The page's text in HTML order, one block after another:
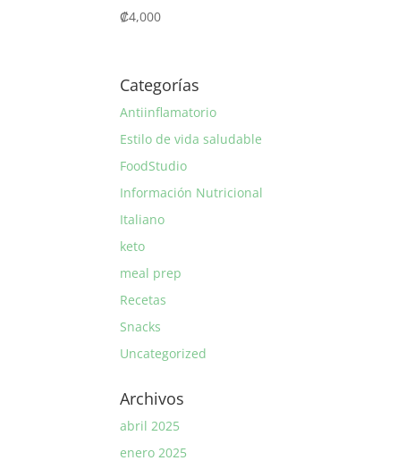
₡4,000
Categorías
Antiinflamatorio
Estilo de vida saludable
FoodStudio
Información Nutricional
Italiano
keto
meal prep
Recetas
Snacks
Uncategorized
Archivos
abril 2025
enero 2025